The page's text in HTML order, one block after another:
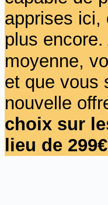
apprises ici,
plus
moyenne,
et que vous
nouvelle
choix sur
lieu de 299€